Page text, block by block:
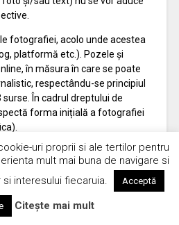
fotografiei, acolo unde acestea
platformă etc.). Pozele și
în măsura în care se poate
respectându-se principiul
În cadrul dreptului de
forma inițială a fotografiei
Tamaduitoare
uri proprii si ale tertilor pentru
mult mai buna de navigare si
interesului fiecaruia.
Acceptă
Citește mai mult